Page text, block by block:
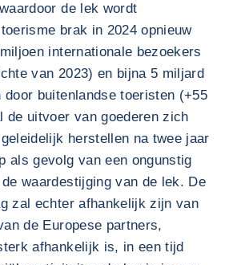
de lek wordt
brak in 2024 opnieuw
internationale bezoekers
van 2023) en bijna 5 miljard
door buitenlandse toeristen (+55
de uitvoer van goederen zich
herstellen na twee jaar
als gevolg van een ongunstig
waardestijging van de lek. De
zal echter afhankelijk zijn van
de Europese partners,
afhankelijk is, in een tijd